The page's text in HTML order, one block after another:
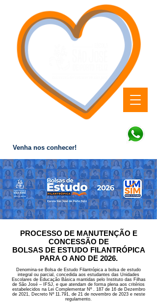
Venha nos conhecer!
PROCESSO DE MANUTENÇÃO E
CONCESSÃO DE
BOLSAS DE ESTUDO FILANTRÓPICA
PARA O ANO DE 2026.
Denomina-se Bolsa de Estudo Filantrópica a bolsa de estudo
integral ou parcial, concedida aos estudantes das Unidades
Escolares de Educação Básica mantidas pelo Instituto das Filhas
de São José – IFSJ, e que atendam de forma plena aos critérios
estabelecidos na Lei Complementar Nº . 187 de 16 de Dezembro
de 2021, Decreto Nº 11.791, de 21 de novembro de 2023 e neste
regulamento.